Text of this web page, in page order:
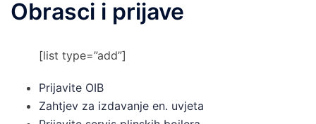
Obrasci i prijave
[list type=”add”]
Prijavite OIB
Zahtjev za izdavanje en. uvjeta